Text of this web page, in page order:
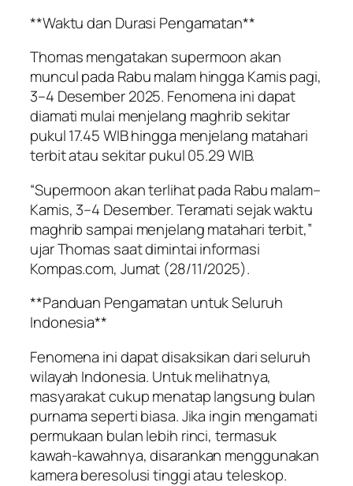
**Waktu dan Durasi Pengamatan**
Thomas mengatakan supermoon akan
muncul pada Rabu malam hingga Kamis pagi,
3–4 Desember 2025. Fenomena ini dapat
diamati mulai menjelang maghrib sekitar
pukul 17.45 WIB hingga menjelang matahari
terbit atau sekitar pukul 05.29 WIB.
“Supermoon akan terlihat pada Rabu malam–
Kamis, 3–4 Desember. Teramati sejak waktu
maghrib sampai menjelang matahari terbit,”
ujar Thomas saat dimintai informasi
Kompas.com, Jumat (28/11/2025).
**Panduan Pengamatan untuk Seluruh
Indonesia**
Fenomena ini dapat disaksikan dari seluruh
wilayah Indonesia. Untuk melihatnya,
masyarakat cukup menatap langsung bulan
purnama seperti biasa. Jika ingin mengamati
permukaan bulan lebih rinci, termasuk
kawah-kawahnya, disarankan menggunakan
kamera beresolusi tinggi atau teleskop.